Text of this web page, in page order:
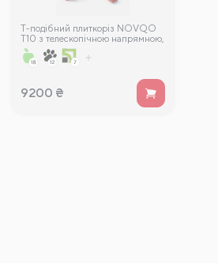
T-подібний плиткоріз NOVQO
T10 з телескопічною напрямною,
2130 мм
9200 ₴